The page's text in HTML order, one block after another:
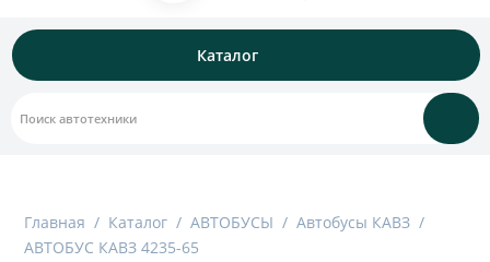
Каталог
Главная / Каталог / АВТОБУСЫ / Автобусы КАВЗ /
АВТОБУС КАВЗ 4235-65